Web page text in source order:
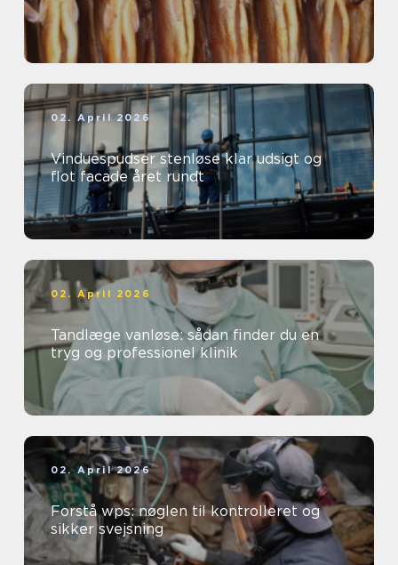
02. April 2026
Vinduespudser stenløse klar udsigt og
flot facade året rundt
02. April 2026
Tandlæge vanløse: sådan finder du en
tryg og professionel klinik
02. April 2026
Forstå wps: nøglen til kontrolleret og
sikker svejsning